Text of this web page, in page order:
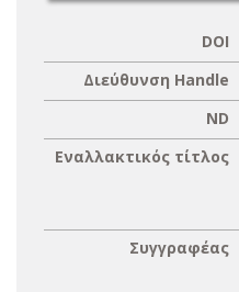
DOI
Διεύθυνση Handle
ND
Εναλλακτικός τίτλος
Συγγραφέας